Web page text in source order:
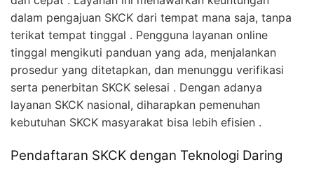
dalam pengajuan SKCK dari tempat mana saja, tanpa
terikat tempat tinggal . Pengguna layanan online
tinggal mengikuti panduan yang ada, menjalankan
prosedur yang ditetapkan, dan menunggu verifikasi
serta penerbitan SKCK selesai . Dengan adanya
layanan SKCK nasional, diharapkan pemenuhan
kebutuhan SKCK masyarakat bisa lebih efisien .
Pendaftaran SKCK dengan Teknologi Daring